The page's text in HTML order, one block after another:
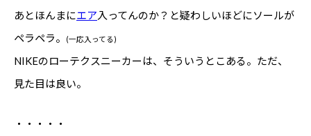
あとほんまにエア入ってんのか？と疑わしいほどにソールが
ペラペラ。
(一応入ってる)
NIKEのローテクスニーカーは、そういうとこある。ただ、
見た目は良い。
・・・・・